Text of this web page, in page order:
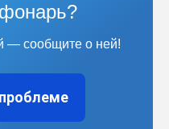
— сообщите о ней!